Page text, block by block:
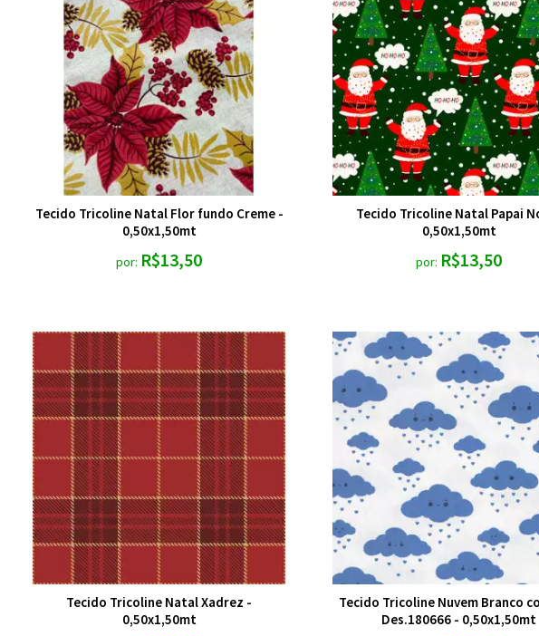
Tecido Tricoline Natal Flor fundo Creme -
0,50x1,50mt
por: R$13,50
Tecido Tricoline Natal Papai
0,50x1,50mt
por: R$13,50
Tecido Tricoline Natal Xadrez -
0,50x1,50mt
Tecido Tricoline Nuvem Branco
Des.180666 - 0,50x1,50mt